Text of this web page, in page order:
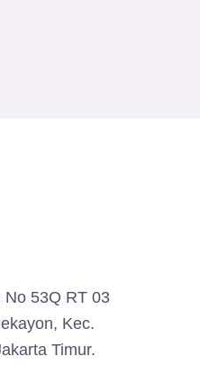
No 53Q RT 03
Kec.
Timur.